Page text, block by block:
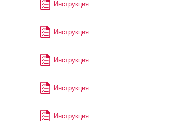
Инструкция
Инструкция
Инструкция
Инструкция
Инструкция